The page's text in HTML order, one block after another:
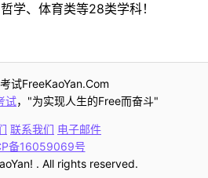
学、体育类等28类学科！
试FreeKaoYan.Com
试，"为实现人生的Free而奋斗"
联系我们 电子邮件
备16059069号
. All rights reserved.